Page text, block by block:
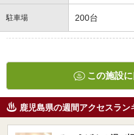
駐車場 200台
この施設
鹿児島県の週間アクセスラン